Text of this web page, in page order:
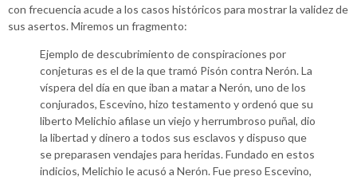
con frecuencia acude a los casos históricos para mostrar la validez de
sus asertos. Miremos un fragmento:
Ejemplo de descubrimiento de conspiraciones por
conjeturas es el de la que tramó Pisón contra Nerón. La
víspera del día en que iban a matar a Nerón, uno de los
conjurados, Escevino, hizo testamento y ordenó que su
liberto Melichio afilase un viejo y herrumbroso puñal, dio
la libertad y dinero a todos sus esclavos y dispuso que
se preparasen vendajes para heridas. Fundado en estos
indicios, Melichio le acusó a Nerón. Fue preso Escevino,